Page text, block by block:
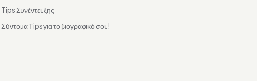
Tips Συνέντευξης
Σύντομα Τips για το βιογραφικό σου!